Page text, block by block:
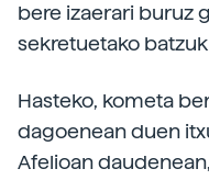
bere izaerari buruz
sekretuetako
Hasteko, kometa
dagoenean duen
Afelioan